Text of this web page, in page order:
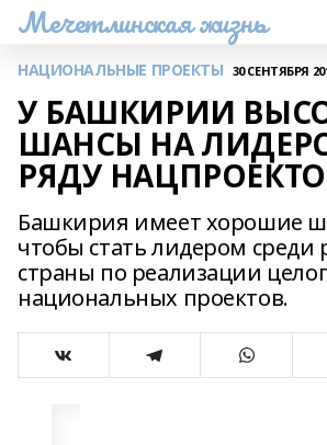
Мечетлинская жизнь
НАЦИОНАЛЬНЫЕ ПРОЕКТЫ 30 СЕНТЯБРЯ
У БАШКИРИИ
ШАНСЫ НА
РЯДУ
Башкирия имеет хорошие
чтобы стать лидером среди
страны по реализации
национальных проектов.